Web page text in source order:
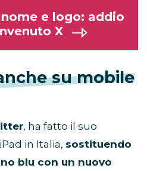
e logo: addio
X
su mobile
, ha fatto il suo
in Italia, sostituendo
blu con un nuovo